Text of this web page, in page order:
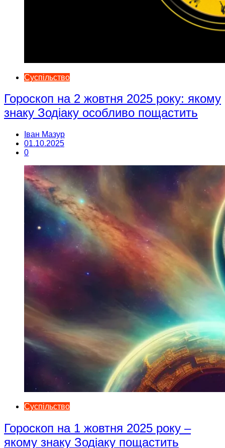
Суспільство
Гороскоп на 2 жовтня 2025 року: якому
знаку Зодіаку особливо пощастить
Іван Мазур
01.10.2025
0
Суспільство
Гороскоп на 1 жовтня 2025 року –
якому знаку Зодіаку пощастить